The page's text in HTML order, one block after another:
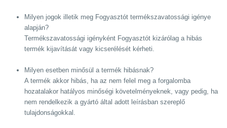
Milyen jogok illetik meg Fogyasztót termékszavatossági igénye
alapján?
Termékszavatossági igényként Fogyasztót kizárólag a hibás
termék kijavítását vagy kicserélését kérheti.
Milyen esetben minősül a termék hibásnak?
A termék akkor hibás, ha az nem felel meg a forgalomba
hozatalakor hatályos minőségi követelményeknek, vagy pedig, ha
nem rendelkezik a gyártó által adott leírásban szereplő
tulajdonságokkal.